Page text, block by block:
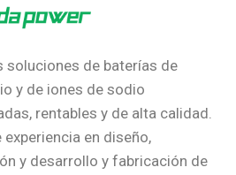
soluciones de baterías de
y de iones de sodio
rentables y de alta calidad.
en diseño,
y desarrollo y fabricación de